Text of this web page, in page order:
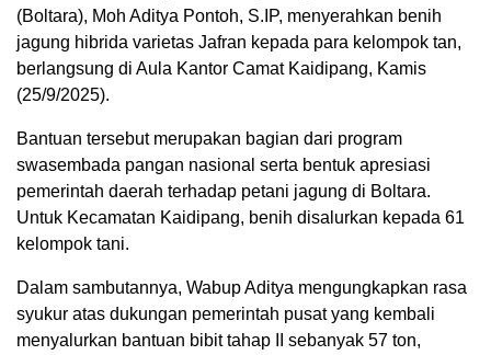
(Boltara), Moh Aditya Pontoh, S.IP, menyerahkan benih
jagung hibrida varietas Jafran kepada para kelompok tan,
berlangsung di Aula Kantor Camat Kaidipang, Kamis
(25/9/2025).
Bantuan tersebut merupakan bagian dari program
swasembada pangan nasional serta bentuk apresiasi
pemerintah daerah terhadap petani jagung di Boltara.
Untuk Kecamatan Kaidipang, benih disalurkan kepada 61
kelompok tani.
Dalam sambutannya, Wabup Aditya mengungkapkan rasa
syukur atas dukungan pemerintah pusat yang kembali
menyalurkan bantuan bibit tahap II sebanyak 57 ton,